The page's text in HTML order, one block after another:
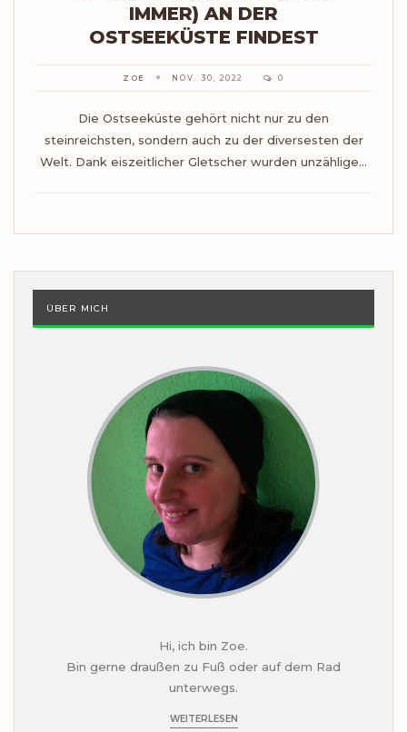
IMMER) AN DER
OSTSEEKÜSTE FINDEST
ZOE NOV. 30, 2022 0
Die Ostseeküste gehört nicht nur zu den
steinreichsten, sondern auch zu der diversesten der
Welt. Dank eiszeitlicher Gletscher wurden unzählige…
ÜBER MICH
Hi, ich bin Zoe.
Bin gerne draußen zu Fuß oder auf dem Rad
unterwegs.
WEITERLESEN